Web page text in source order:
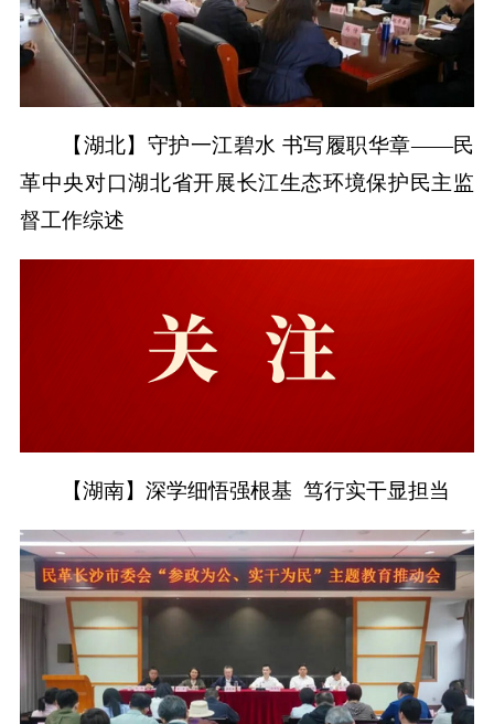
【湖北】守护一江碧水 书写履职华章——民
革中央对口湖北省开展长江生态环境保护民主监
督工作综述
【湖南】深学细悟强根基 笃行实干显担当